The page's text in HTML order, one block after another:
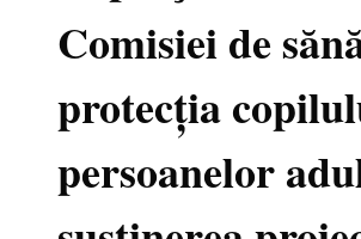
Comisiei de
protecția
persoanelor